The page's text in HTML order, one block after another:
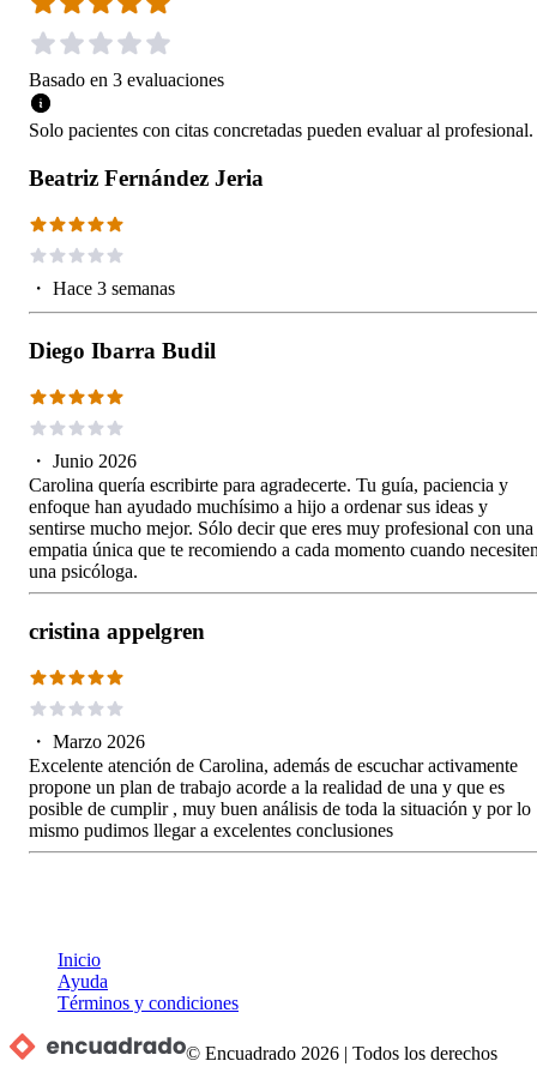
Basado en 3 evaluaciones
Solo pacientes con citas concretadas pueden evaluar al profesional.
Beatriz Fernández Jeria
・ Hace 3 semanas
Diego Ibarra Budil
・ Junio 2026
Carolina quería escribirte para agradecerte. Tu guía, paciencia y
enfoque han ayudado muchísimo a hijo a ordenar sus ideas y
sentirse mucho mejor. Sólo decir que eres muy profesional con una
empatia única que te recomiendo a cada momento cuando
una psicóloga.
cristina appelgren
・ Marzo 2026
Excelente atención de Carolina, además de escuchar activamente
propone un plan de trabajo acorde a la realidad de una y que es
posible de cumplir , muy buen análisis de toda la situación y por lo
mismo pudimos llegar a excelentes conclusiones
Inicio
Ayuda
Términos y condiciones
© Encuadrado 2026 |Todos los derechos